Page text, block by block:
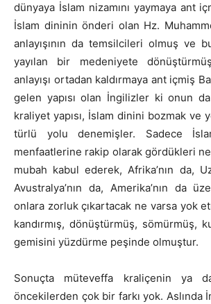
dünyaya İslam nizamını yaymaya ant
İslam dininin önderi olan Hz.
anlayışının da temsilcileri olmuş ve
yayılan bir medeniyete
anlayışı ortadan kaldırmaya ant içmiş
gelen yapısı olan İngilizler ki onun
kraliyet yapısı, İslam dinini bozmak ve
türlü yolu denemişler. Sadece
menfaatlerine rakip olarak gördükleri
mubah kabul ederek, Afrika’nın da,
Avustralya’nın da, Amerika’nın da
onlara zorluk çıkartacak ne varsa yok
kandırmış, dönüştürmüş, sömürmüş,
gemisini yüzdürme peşinde olmuştur.
Sonuçta müteveffa kraliçenin ya
öncekilerden çok bir farkı yok. Aslında